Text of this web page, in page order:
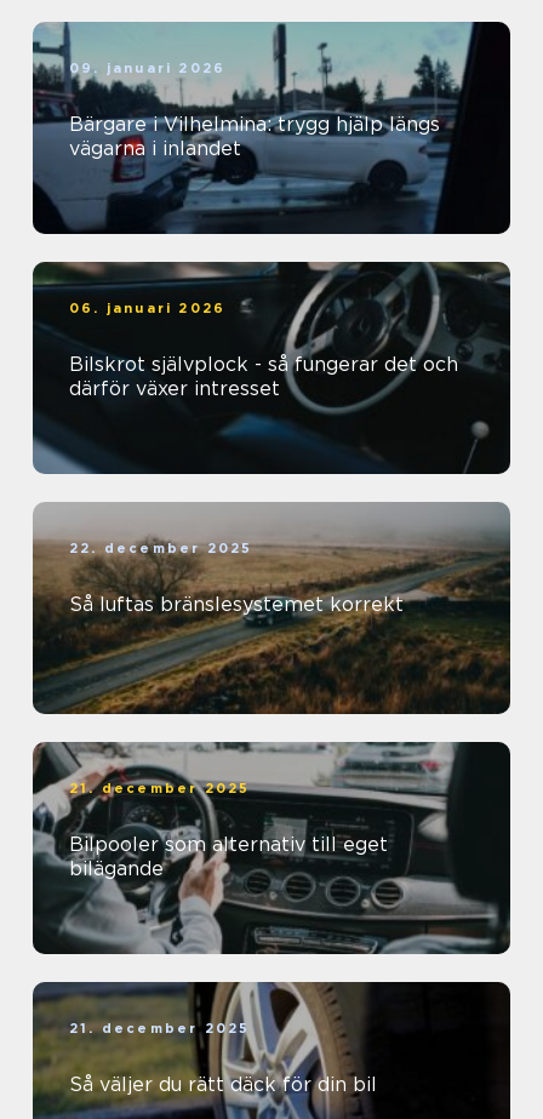
09. januari 2026
Bärgare i Vilhelmina: trygg hjälp längs
vägarna i inlandet
06. januari 2026
Bilskrot självplock - så fungerar det och
därför växer intresset
22. december 2025
Så luftas bränslesystemet korrekt
21. december 2025
Bilpooler som alternativ till eget
bilägande
21. december 2025
Så väljer du rätt däck för din bil